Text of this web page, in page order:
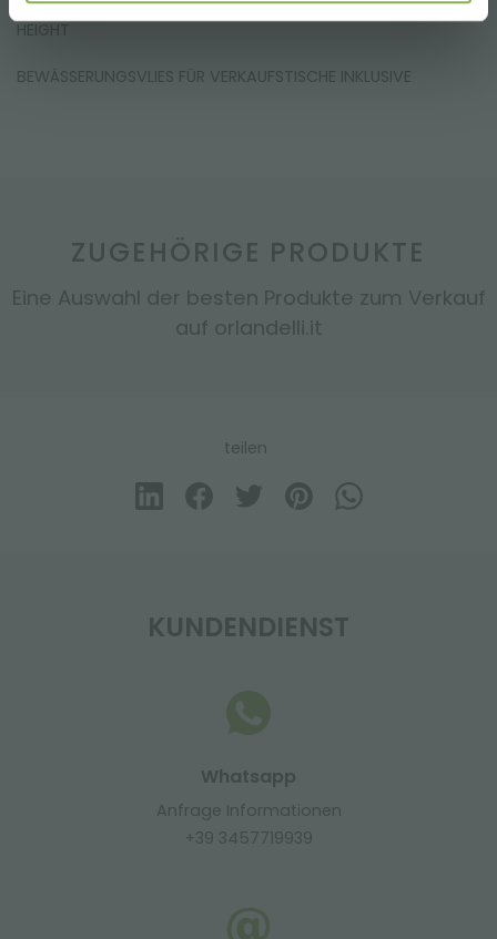
N1 WOODEN CARDS HOLDER WITH SUPPORT ADJUSTABLE IN
HEIGHT
BEWÄSSERUNGSVLIES FÜR VERKAUFSTISCHE INKLUSIVE
ZUGEHÖRIGE PRODUKTE
Eine Auswahl der besten Produkte zum Verkauf
auf orlandelli.it
teilen
KUNDENDIENST
Whatsapp
Anfrage Informationen
+39 3457719939